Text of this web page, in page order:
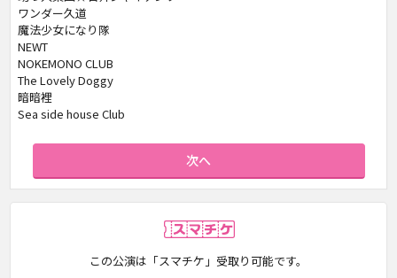
ワンダー久道
魔法少女になり隊
NEWT
NOKEMONO CLUB
The Lovely Doggy
暗暗裡
Sea side house Club
次へ
この公演は「スマチケ」受取り可能です。